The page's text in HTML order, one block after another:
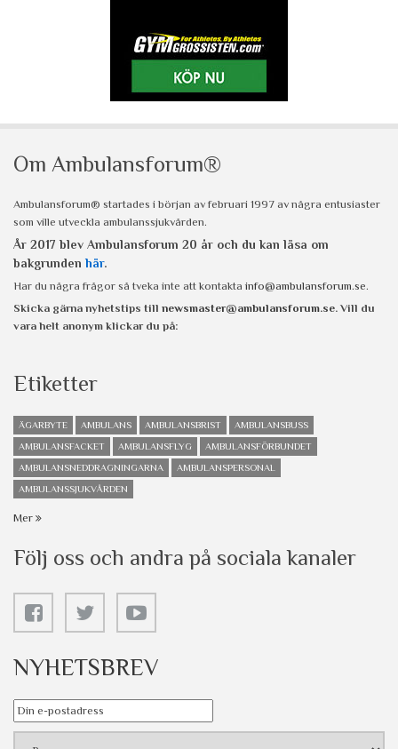
Om Ambulansforum®
Ambulansforum® startades i början av februari 1997 av några entusiaster
som ville utveckla ambulanssjukvården.
År 2017 blev Ambulansforum 20 år och du kan läsa om
bakgrunden här.
Har du några frågor så tveka inte att kontakta info@ambulansforum.se.
Skicka gärna nyhetstips till newsmaster@ambulansforum.se. Vill du
vara helt anonym klickar du på:
Etiketter
ÄGARBYTE AMBULANS AMBULANSBRIST
AMBULANSBUSS
AMBULANSFACKET
AMBULANSFLYG
AMBULANSFÖRBUNDET
AMBULANSNEDDRAGNINGARNA
AMBULANSPERSONAL
AMBULANSSJUKVÅRDEN
Mer
Följ oss och andra på sociala kanaler
NYHETSBREV